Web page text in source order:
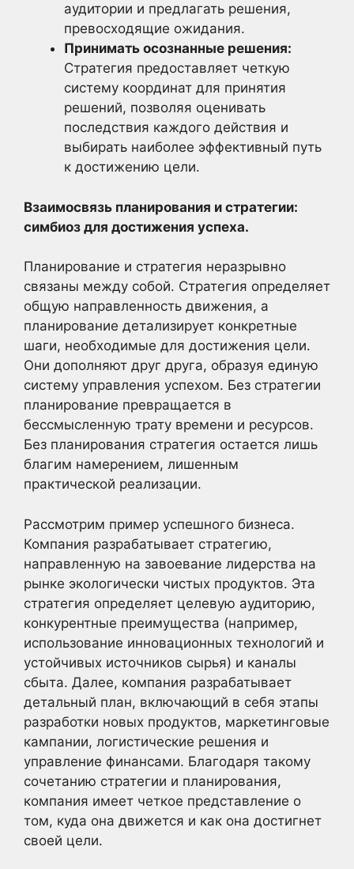
аудитории и предлагать решения,
превосходящие ожидания.
Принимать осознанные решения:
Стратегия предоставляет четкую
систему координат для принятия
решений, позволяя оценивать
последствия каждого действия и
выбирать наиболее эффективный путь
к достижению цели.
Взаимосвязь планирования и стратегии:
симбиоз для достижения успеха.
Планирование и стратегия неразрывно
связаны между собой. Стратегия определяет
общую направленность движения, а
планирование детализирует конкретные
шаги, необходимые для достижения цели.
Они дополняют друг друга, образуя единую
систему управления успехом. Без стратегии
планирование превращается в
бессмысленную трату времени и ресурсов.
Без планирования стратегия остается лишь
благим намерением, лишенным
практической реализации.
Рассмотрим пример успешного бизнеса.
Компания разрабатывает стратегию,
направленную на завоевание лидерства на
рынке экологически чистых продуктов. Эта
стратегия определяет целевую аудиторию,
конкурентные преимущества (например,
использование инновационных технологий и
устойчивых источников сырья) и каналы
сбыта. Далее, компания разрабатывает
детальный план, включающий в себя этапы
разработки новых продуктов, маркетинговые
кампании, логистические решения и
управление финансами. Благодаря такому
сочетанию стратегии и планирования,
компания имеет четкое представление о
том, куда она движется и как она достигнет
своей цели.